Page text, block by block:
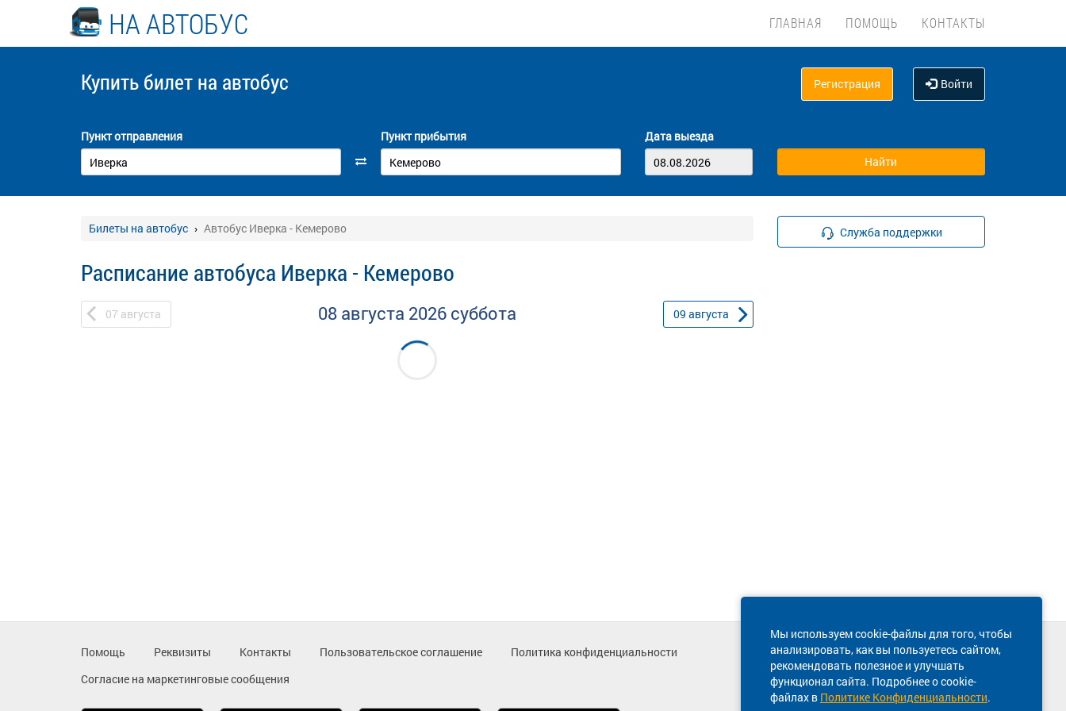
НА АВТОБУС ГЛАВНАЯ ПОМОЩЬ КОНТАКТЫ
Купить билет на автобус Регистрация Войти
Пункт отправления Пункт прибытия Дата выезда
Билеты на автобус Автобус Иверка - Кемерово
Расписание автобуса Иверка - Кемерово
07 августа 08 августа 2026 суббота 09 августа
Служба поддержки
Мы используем cookie-файлы для того, чтобы
анализировать, как вы пользуетесь сайтом,
рекомендовать полезное и улучшать
функционал сайта. Подробнее о cookie-
файлах в Политике Конфиденциальности.
Помощь Реквизиты Контакты Пользовательское соглашение
Политика конфиденциальности
Согласие на маркетинговые сообщения
Техническая поддержка сайта
8 800 600-03-38